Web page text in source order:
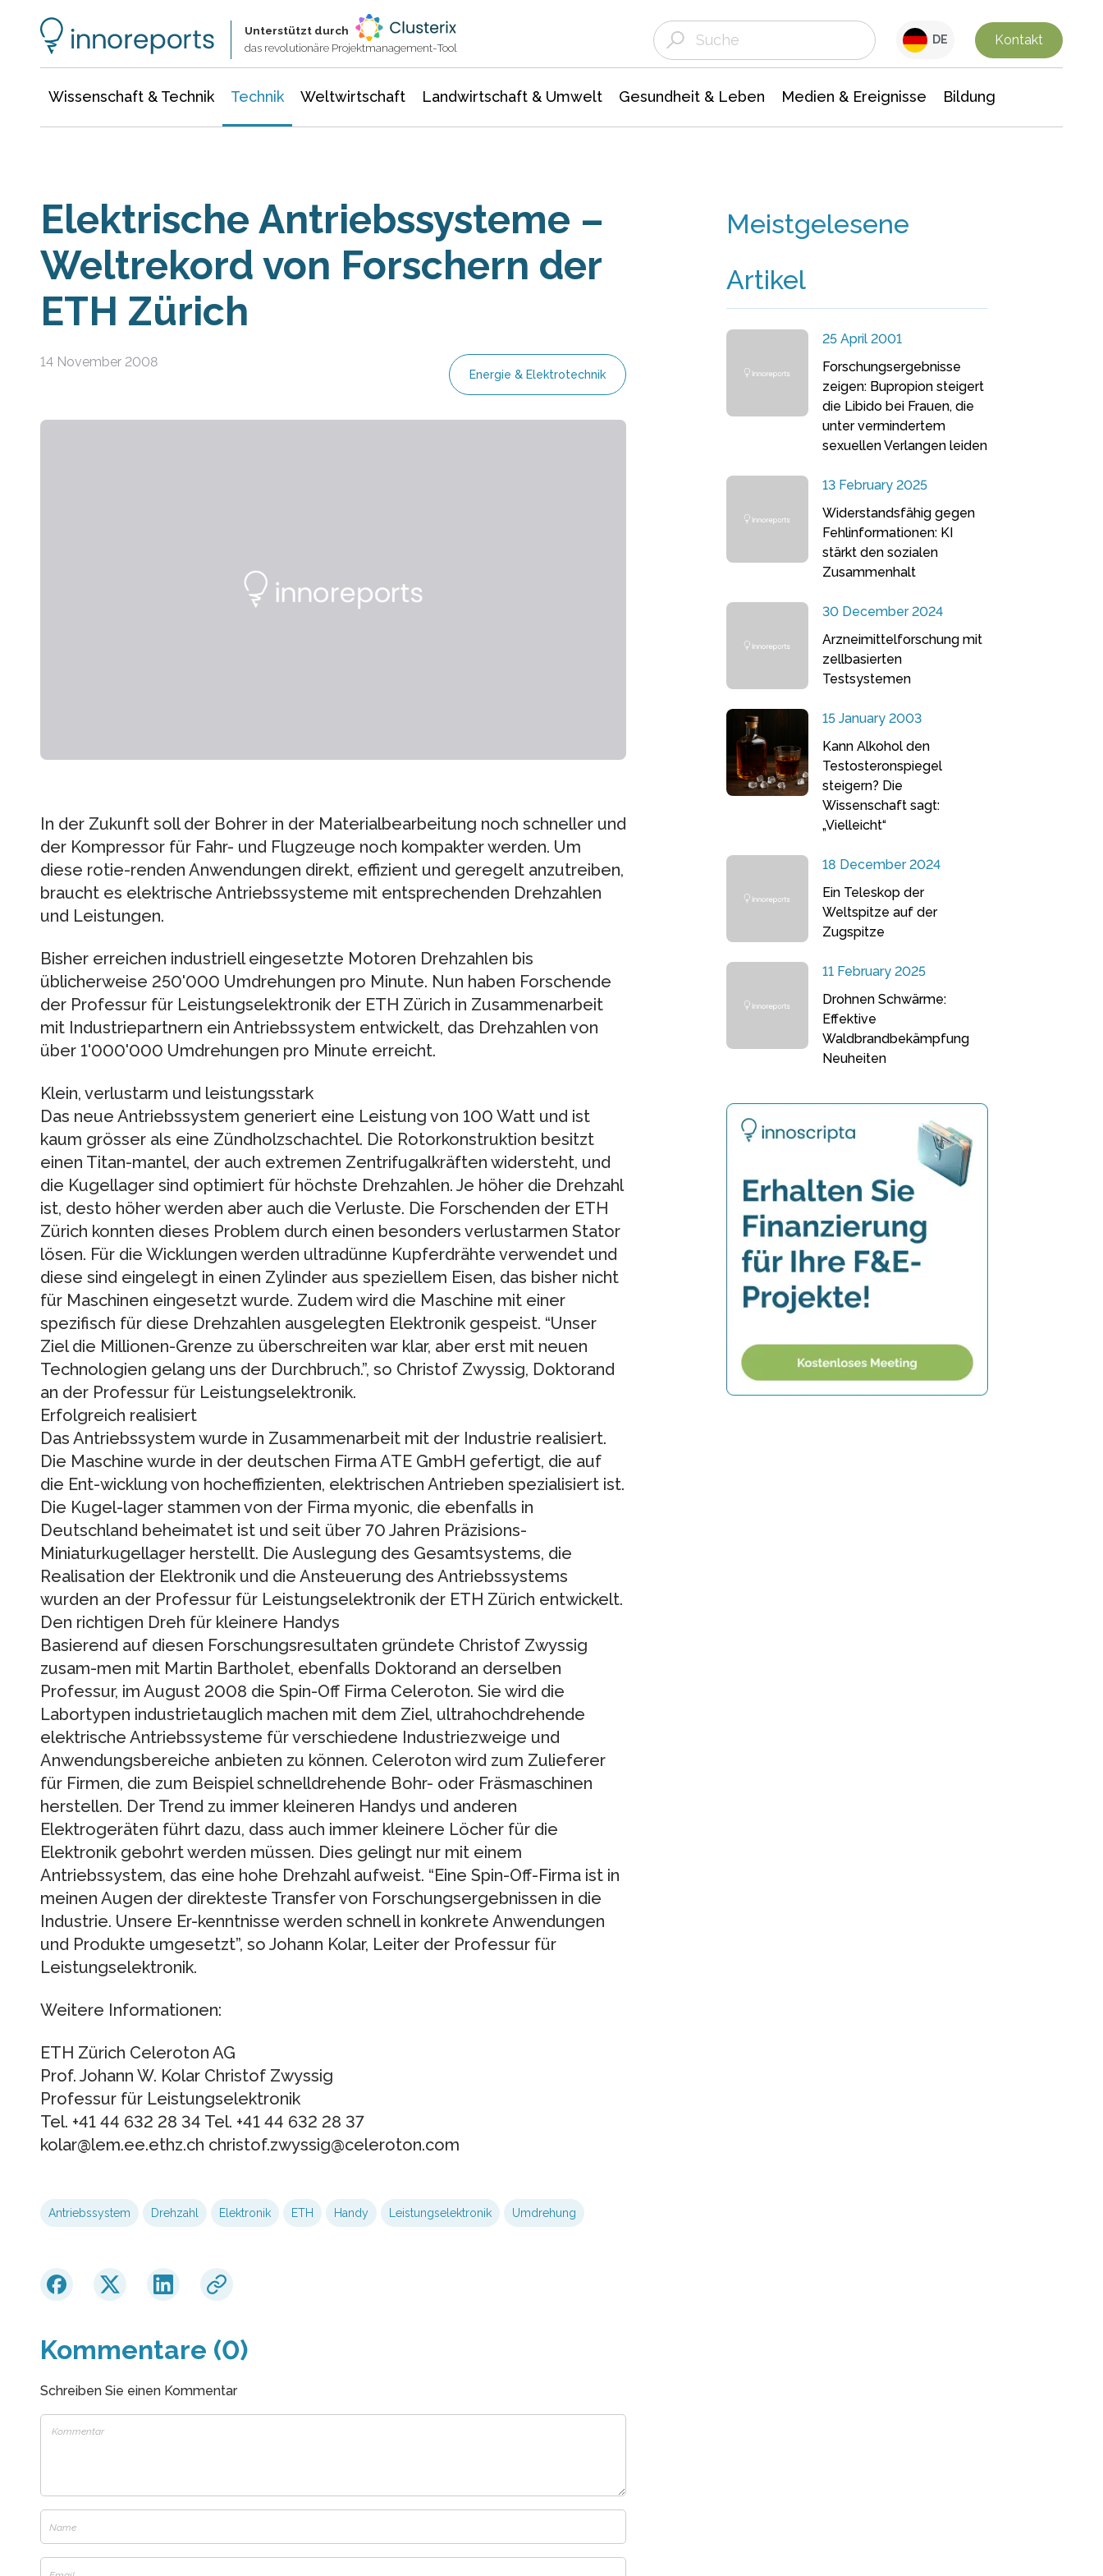
Unterstützt durch
das revolutionäre Projektmanagement-Tool
DE Kontakt
Wissenschaft & Technik Technik Weltwirtschaft Landwirtschaft & Umwelt Gesundheit & Leben Medien & Ereignisse Bildung
Elektrische Antriebssysteme –
Weltrekord von Forschern der
ETH Zürich
14 November 2008
Energie & Elektrotechnik
In der Zukunft soll der Bohrer in der Materialbearbeitung noch schneller und
der Kompressor für Fahr- und Flugzeuge noch kompakter werden. Um
diese rotie-renden Anwendungen direkt, effizient und geregelt anzutreiben,
braucht es elektrische Antriebssysteme mit entsprechenden Drehzahlen
und Leistungen.
Bisher erreichen industriell eingesetzte Motoren Drehzahlen bis
üblicherweise 250'000 Umdrehungen pro Minute. Nun haben Forschende
der Professur für Leistungselektronik der ETH Zürich in Zusammenarbeit
mit Industriepartnern ein Antriebssystem entwickelt, das Drehzahlen von
über 1'000'000 Umdrehungen pro Minute erreicht.
Klein, verlustarm und leistungsstark
Das neue Antriebssystem generiert eine Leistung von 100 Watt und ist
kaum grösser als eine Zündholzschachtel. Die Rotorkonstruktion besitzt
einen Titan-mantel, der auch extremen Zentrifugalkräften widersteht, und
die Kugellager sind optimiert für höchste Drehzahlen. Je höher die Drehzahl
ist, desto höher werden aber auch die Verluste. Die Forschenden der ETH
Zürich konnten dieses Problem durch einen besonders verlustarmen Stator
lösen. Für die Wicklungen werden ultradünne Kupferdrähte verwendet und
diese sind eingelegt in einen Zylinder aus speziellem Eisen, das bisher nicht
für Maschinen eingesetzt wurde. Zudem wird die Maschine mit einer
spezifisch für diese Drehzahlen ausgelegten Elektronik gespeist. “Unser
Ziel die Millionen-Grenze zu überschreiten war klar, aber erst mit neuen
Technologien gelang uns der Durchbruch.”, so Christof Zwyssig, Doktorand
an der Professur für Leistungselektronik.
Erfolgreich realisiert
Das Antriebssystem wurde in Zusammenarbeit mit der Industrie realisiert.
Die Maschine wurde in der deutschen Firma ATE GmbH gefertigt, die auf
die Ent-wicklung von hocheffizienten, elektrischen Antrieben spezialisiert ist.
Die Kugel-lager stammen von der Firma myonic, die ebenfalls in
Deutschland beheimatet ist und seit über 70 Jahren Präzisions-
Miniaturkugellager herstellt. Die Auslegung des Gesamtsystems, die
Realisation der Elektronik und die Ansteuerung des Antriebssystems
wurden an der Professur für Leistungselektronik der ETH Zürich entwickelt.
Den richtigen Dreh für kleinere Handys
Basierend auf diesen Forschungsresultaten gründete Christof Zwyssig
zusam-men mit Martin Bartholet, ebenfalls Doktorand an derselben
Professur, im August 2008 die Spin-Off Firma Celeroton. Sie wird die
Labortypen industrietauglich machen mit dem Ziel, ultrahochdrehende
elektrische Antriebssysteme für verschiedene Industriezweige und
Anwendungsbereiche anbieten zu können. Celeroton wird zum Zulieferer
für Firmen, die zum Beispiel schnelldrehende Bohr- oder Fräsmaschinen
herstellen. Der Trend zu immer kleineren Handys und anderen
Elektrogeräten führt dazu, dass auch immer kleinere Löcher für die
Elektronik gebohrt werden müssen. Dies gelingt nur mit einem
Antriebssystem, das eine hohe Drehzahl aufweist. “Eine Spin-Off-Firma ist in
meinen Augen der direkteste Transfer von Forschungsergebnissen in die
Industrie. Unsere Er-kenntnisse werden schnell in konkrete Anwendungen
und Produkte umgesetzt”, so Johann Kolar, Leiter der Professur für
Leistungselektronik.
Weitere Informationen:
ETH Zürich Celeroton AG
Prof. Johann W. Kolar Christof Zwyssig
Professur für Leistungselektronik
Tel. +41 44 632 28 34 Tel. +41 44 632 28 37
kolar@lem.ee.ethz.ch christof.zwyssig@celeroton.com
Antriebssystem Drehzahl Elektronik ETH Handy Leistungselektronik Umdrehung
Kommentare (0)
Schreiben Sie einen Kommentar
Meistgelesene
Artikel
25 April 2001
Forschungsergebnisse
zeigen: Bupropion steigert
die Libido bei Frauen, die
unter vermindertem
sexuellen Verlangen leiden
13 February 2025
Widerstandsfähig gegen
Fehlinformationen: KI
stärkt den sozialen
Zusammenhalt
30 December 2024
Arzneimittelforschung mit
zellbasierten
Testsystemen
15 January 2003
Kann Alkohol den
Testosteronspiegel
steigern? Die
Wissenschaft sagt:
„Vielleicht“
18 December 2024
Ein Teleskop der
Weltspitze auf der
Zugspitze
11 February 2025
Drohnen Schwärme:
Effektive
Waldbrandbekämpfung
Neuheiten